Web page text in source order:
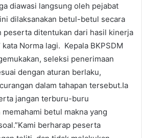
diawasi langsung oleh pejabat
dilaksanakan betul-betul secara
peserta ditentukan dari hasil kinerja
Norma lagi. Kepala BKPSDM
seleksi penerimaan
dengan aturan berlaku,
dalam tahapan tersebut.Ia
jangan terburu-buru
betul makna yang
berharap peserta